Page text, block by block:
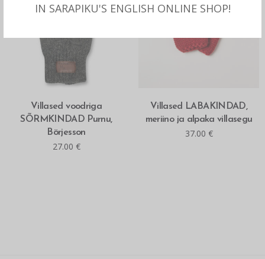
IN SARAPIKU'S ENGLISH ONLINE SHOP!
MITMEID VALIKUID
Villased voodriga
SÕRMKINDAD Purnu,
Börjesson
27.00 €
MITMEID VALIKUID
Villased LABAKINDAD,
meriino ja alpaka villasegu
37.00 €